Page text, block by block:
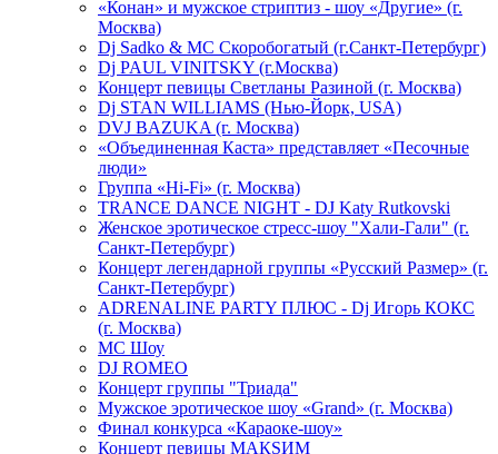
«Конан» и мужское стриптиз - шоу «Другие» (г.
Москва)
Dj Sadko & МС Скоробогатый (г.Санкт-Петербург)
Dj PAUL VINITSKY (г.Москва)
Концерт певицы Светланы Разиной (г. Москва)
Dj STAN WILLIAMS (Нью-Йорк, USA)
DVJ BAZUKA (г. Москва)
«Объединенная Каста» представляет «Песочные
люди»
Группа «Hi-Fi» (г. Москва)
TRANCE DANCE NIGHT - DJ Katy Rutkovski
Женское эротическое стресс-шоу "Хали-Гали" (г.
Санкт-Петербург)
Концерт легендарной группы «Русский Размер» (г.
Санкт-Петербург)
ADRENALINE PARTY ПЛЮС - Dj Игорь КОКС
(г. Москва)
MC Шоу
DJ ROMEO
Концерт группы "Триада"
Мужское эротическое шоу «Grand» (г. Москва)
Финал конкурса «Караоке-шоу»
Концерт певицы МАКSИМ